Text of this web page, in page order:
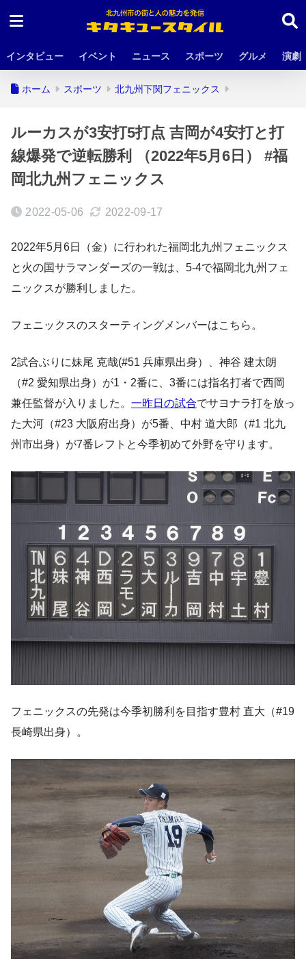
インタビュー イベント ニュース スポーツ グルメ 演劇
ホーム スポーツ 北九州下関フェニックス
ルーカスが3安打5打点 吉岡が4安打と打
線爆発で逆転勝利 （2022年5月6日） #福
岡北九州フェニックス
2022-05-06 2022-09-17
2022年5月6日（金）に行われた福岡北九州フェニックス
と火の国サラマンダーズの一戦は、5-4で福岡北九州フェ
ニックスが勝利しました。
フェニックスのスターティングメンバーはこちら。
2試合ぶりに妹尾 克哉(#51 兵庫県出身）、神谷 建太朗
（#2 愛知県出身）が1・2番に、3番には指名打者で西岡
兼任監督が入りました。 一昨日の試合でサヨナラ打を放っ
た大河（#23 大阪府出身）が5番、中村 道大郎（#1 北九
州市出身）が7番レフトと今季初めて外野を守ります。
フェニックスの先発は今季初勝利を目指す豊村 直大（#19
長崎県出身）。